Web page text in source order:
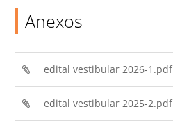
Anexos
edital vestibular 2026-1.pdf
edital vestibular 2025-2.pdf